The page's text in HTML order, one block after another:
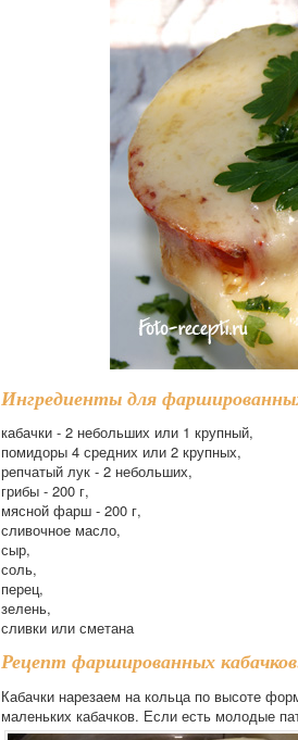
Ингредиенты для
кабачки - 2 небольших или 1 крупный,
помидоры 4 средних или 2 крупных,
репчатый лук - 2 небольших,
грибы - 200 г,
мясной фарш - 200 г,
сливочное масло,
сыр,
соль,
перец,
зелень,
сливки или сметана
Рецепт фаршированных
Кабачки нарезаем на кольца по высоте
маленьких кабачков. Если есть молодые